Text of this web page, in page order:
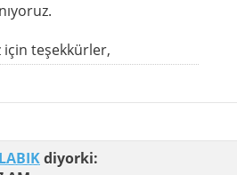
için teşekkürler,
diyorki: